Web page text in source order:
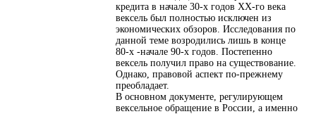
кредита в начале 30-х годов XX-го века
вексель был полностью исключен из
экономических обзоров. Исследования по
данной теме возродились лишь в конце
80-х -начале 90-х годов. Постепенно
вексель получил право на существование.
Однако, правовой аспект по-прежнему
преобладает.
В основном документе, регулирующем
вексельное обращение в России, а именно